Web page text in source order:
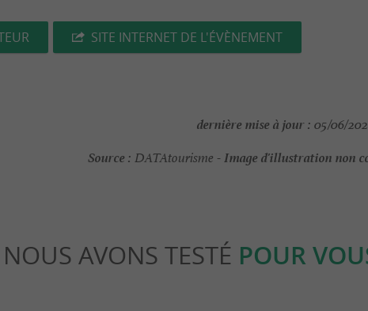
SITE INTERNET DE L'ÉVÈNEMENT
dernière mise à jour : 05/06/
Source : DATAtourisme -Image d'illustration non
NOUS AVONS TESTÉ POUR